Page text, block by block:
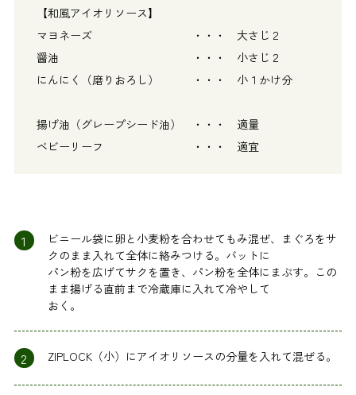
【和風アイオリソース】
マヨネーズ ・・・ 大さじ２
醤油 ・・・ 小さじ２
にんにく（磨りおろし） ・・・ 小１かけ分
揚げ油（グレープシード油） ・・・ 適量
ベビーリーフ ・・・ 適宜
1
ビニール袋に卵と小麦粉を合わせてもみ混ぜ、まぐろをサ
クのまま入れて全体に絡みつける。バットに
パン粉を広げてサクを置き、パン粉を全体にまぶす。この
まま揚げる直前まで冷蔵庫に入れて冷やして
おく。
2 ZIPLOCK（小）にアイオリソースの分量を入れて混ぜる。